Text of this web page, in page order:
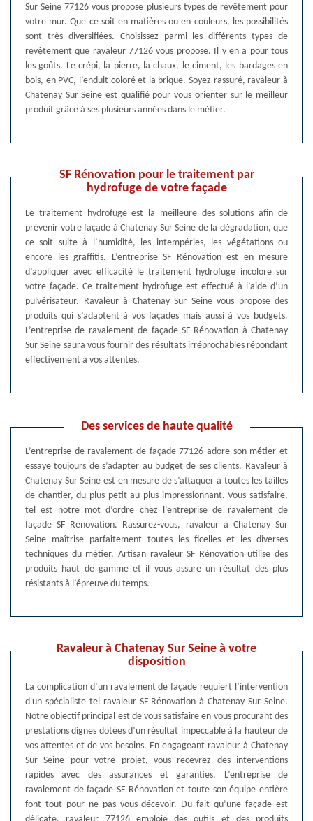
Sur Seine 77126 vous propose plusieurs types de revêtement pour
votre mur. Que ce soit en matières ou en couleurs, les possibilités
sont très diversifiées. Choisissez parmi les différents types de
revêtement que ravaleur 77126 vous propose. Il y en a pour tous
les goûts. Le crépi, la pierre, la chaux, le ciment, les bardages en
bois, en PVC, l’enduit coloré et la brique. Soyez rassuré, ravaleur à
Chatenay Sur Seine est qualifié pour vous orienter sur le meilleur
produit grâce à ses plusieurs années dans le métier.
SF Rénovation pour le traitement par
hydrofuge de votre façade
Le traitement hydrofuge est la meilleure des solutions afin de
prévenir votre façade à Chatenay Sur Seine de la dégradation, que
ce soit suite à l’humidité, les intempéries, les végétations ou
encore les graffitis. L’entreprise SF Rénovation est en mesure
d’appliquer avec efficacité le traitement hydrofuge incolore sur
votre façade. Ce traitement hydrofuge est effectué à l’aide d’un
pulvérisateur. Ravaleur à Chatenay Sur Seine vous propose des
produits qui s’adaptent à vos façades mais aussi à vos budgets.
L’entreprise de ravalement de façade SF Rénovation à Chatenay
Sur Seine saura vous fournir des résultats irréprochables répondant
effectivement à vos attentes.
Des services de haute qualité
L’entreprise de ravalement de façade 77126 adore son métier et
essaye toujours de s’adapter au budget de ses clients. Ravaleur à
Chatenay Sur Seine est en mesure de s’attaquer à toutes les tailles
de chantier, du plus petit au plus impressionnant. Vous satisfaire,
tel est notre mot d’ordre chez l’entreprise de ravalement de
façade SF Rénovation. Rassurez-vous, ravaleur à Chatenay Sur
Seine maîtrise parfaitement toutes les ficelles et les diverses
techniques du métier. Artisan ravaleur SF Rénovation utilise des
produits haut de gamme et il vous assure un résultat des plus
résistants à l’épreuve du temps.
Ravaleur à Chatenay Sur Seine à votre
disposition
La complication d’un ravalement de façade requiert l’intervention
d'un spécialiste tel ravaleur SF Rénovation à Chatenay Sur Seine.
Notre objectif principal est de vous satisfaire en vous procurant des
prestations dignes dotées d’un résultat impeccable à la hauteur de
vos attentes et de vos besoins. En engageant ravaleur à Chatenay
Sur Seine pour votre projet, vous recevrez des interventions
rapides avec des assurances et garanties. L’entreprise de
ravalement de façade SF Rénovation et toute son équipe entière
font tout pour ne pas vous décevoir. Du fait qu’une façade est